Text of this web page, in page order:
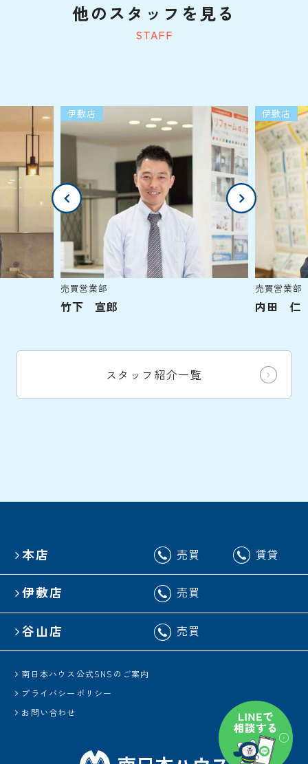
STAFF
他のスタッフを見る
伊敷店
売買営業部
竹下 宣郎
伊敷店
売買営業部
内田 仁
スタッフ紹介一覧
本店 売買 賃貸
伊敷店 売買
谷山店 売買
南日本ハウス公式SNSのご案内
プライバシーポリシー
お問い合わせ